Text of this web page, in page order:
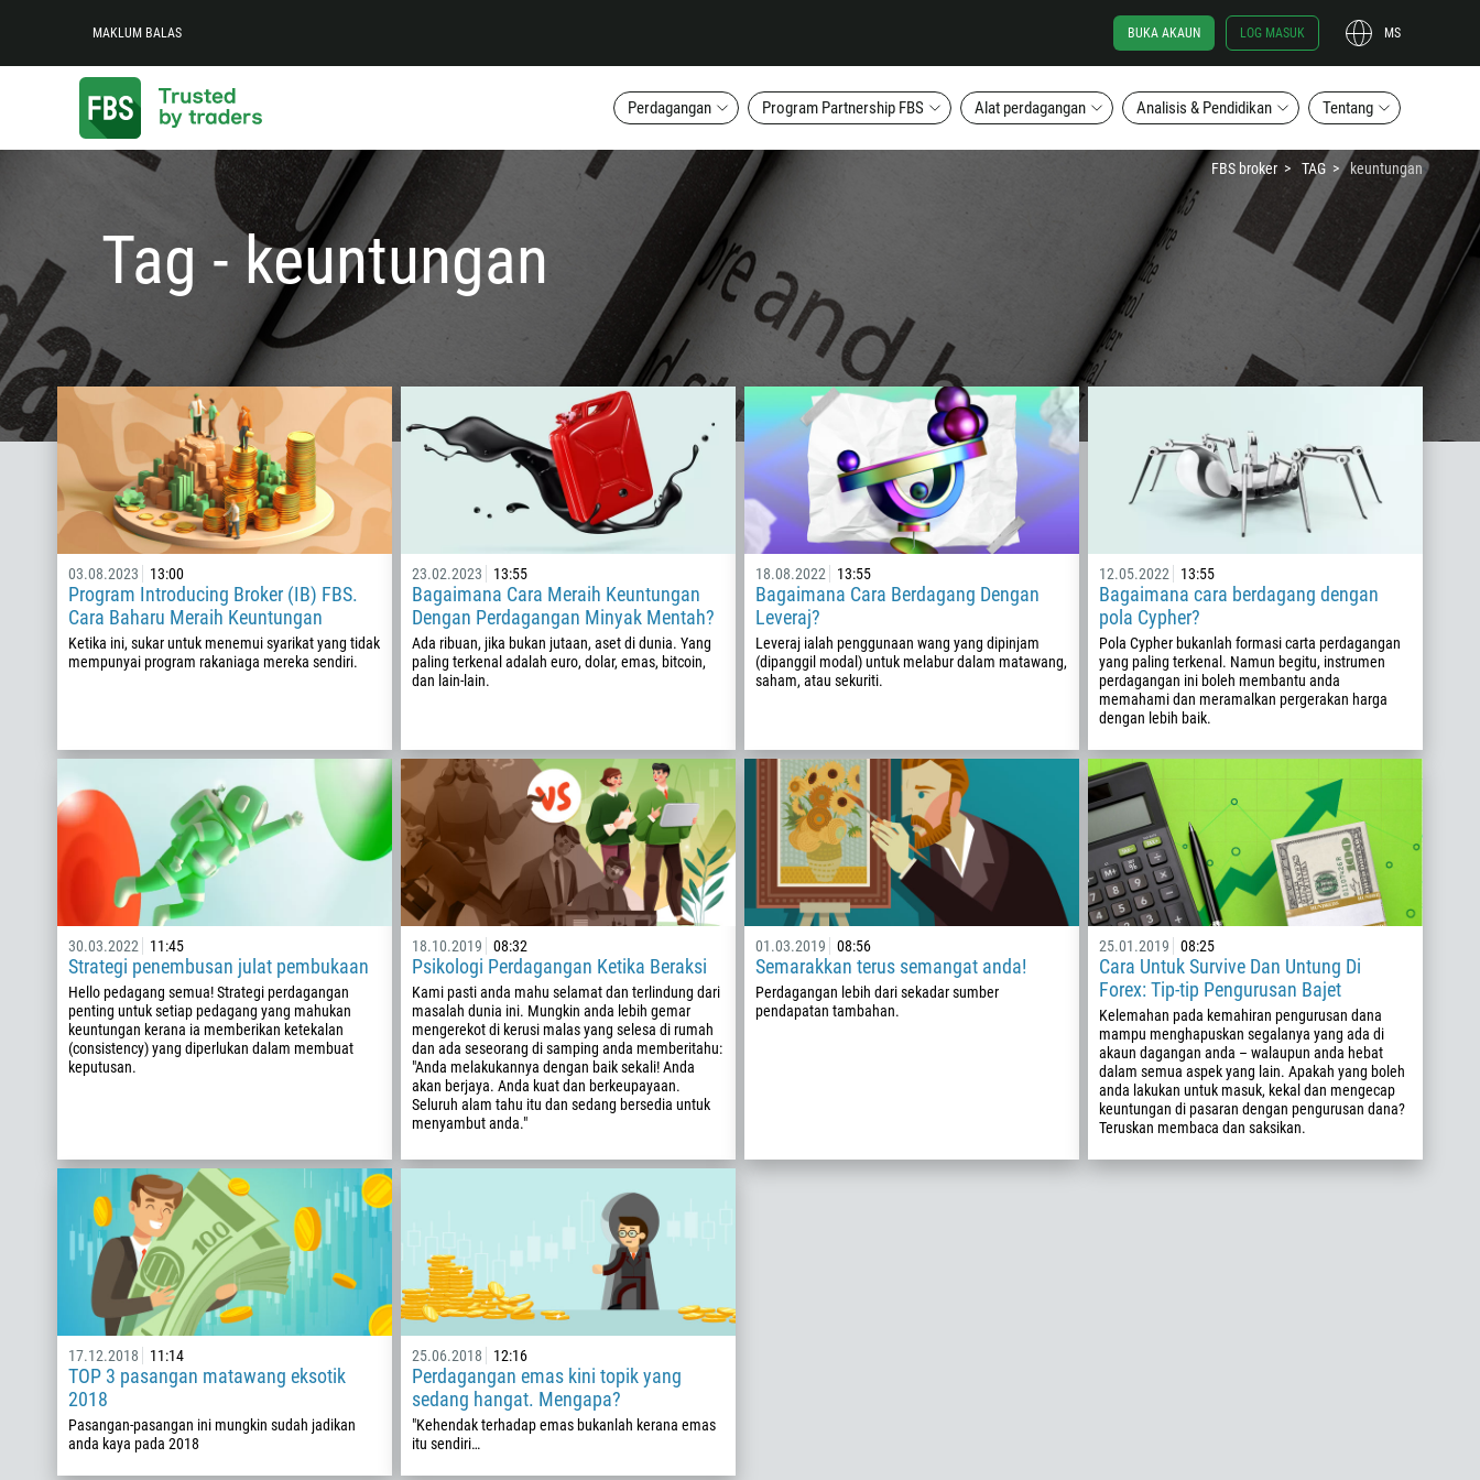
MAKLUM BALAS BUKA AKAUN LOG MASUK MS
Perdagangan Program Partnership FBS Alat perdagangan Analisis & Pendidikan Tentang
FBS broker TAG keuntungan
Tag - keuntungan
03.08.2023 13:00
Program Introducing Broker (IB) FBS.
Cara Baharu Meraih Keuntungan
Ketika ini, sukar untuk menemui syarikat yang tidak
mempunyai program rakaniaga mereka sendiri.
23.02.2023 13:55
Bagaimana Cara Meraih Keuntungan
Dengan Perdagangan Minyak Mentah?
Ada ribuan, jika bukan jutaan, aset di dunia. Yang
paling terkenal adalah euro, dolar, emas, bitcoin,
dan lain-lain.
18.08.2022 13:55
Bagaimana Cara Berdagang Dengan
Leveraj?
Leveraj ialah penggunaan wang yang dipinjam
(dipanggil modal) untuk melabur dalam matawang,
saham, atau sekuriti.
12.05.2022 13:55
Bagaimana cara berdagang dengan
pola Cypher?
Pola Cypher bukanlah formasi carta perdagangan
yang paling terkenal. Namun begitu, instrumen
perdagangan ini boleh membantu anda
memahami dan meramalkan pergerakan harga
dengan lebih baik.
30.03.2022 11:45
Strategi penembusan julat pembukaan
Hello pedagang semua! Strategi perdagangan
penting untuk setiap pedagang yang mahukan
keuntungan kerana ia memberikan ketekalan
(consistency) yang diperlukan dalam membuat
keputusan.
18.10.2019 08:32
Psikologi Perdagangan Ketika Beraksi
Kami pasti anda mahu selamat dan terlindung dari
masalah dunia ini. Mungkin anda lebih gemar
mengerekot di kerusi malas yang selesa di rumah
dan ada seseorang di samping anda memberitahu:
"Anda melakukannya dengan baik sekali! Anda
akan berjaya. Anda kuat dan berkeupayaan.
Seluruh alam tahu itu dan sedang bersedia untuk
menyambut anda."
01.03.2019 08:56
Semarakkan terus semangat anda!
Perdagangan lebih dari sekadar sumber
pendapatan tambahan.
25.01.2019 08:25
Cara Untuk Survive Dan Untung Di
Forex: Tip-tip Pengurusan Bajet
Kelemahan pada kemahiran pengurusan dana
mampu menghapuskan segalanya yang ada di
akaun dagangan anda – walaupun anda hebat
dalam semua aspek yang lain. Apakah yang boleh
anda lakukan untuk masuk, kekal dan mengecap
keuntungan di pasaran dengan pengurusan dana?
Teruskan membaca dan saksikan.
17.12.2018 11:14
TOP 3 pasangan matawang eksotik
2018
Pasangan-pasangan ini mungkin sudah jadikan
anda kaya pada 2018
25.06.2018 12:16
Perdagangan emas kini topik yang
sedang hangat. Mengapa?
"Kehendak terhadap emas bukanlah kerana emas
itu sendiri…
Callback
Nombor telefon
1
93
355
213
1684
376
244
672
1268
54
374
297
61
994
1242
00:00 23:00
Masukkan emel anda
Masukkan komen anda, jika perlu
HUBUNGI SAYA SEMULA